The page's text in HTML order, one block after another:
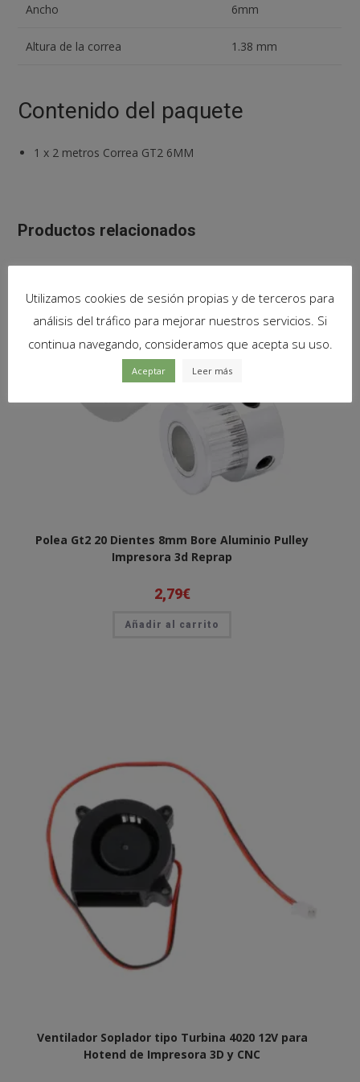
Ancho 6mm
Altura de la correa 1.38 mm
Contenido del paquete
1 x 2 metros Correa GT2 6MM
Productos relacionados
Polea Gt2 20 Dientes 8mm Bore Aluminio Pulley
Impresora 3d Reprap
2,79€
Añadir al carrito
Ventilador Soplador tipo Turbina 4020 12V para
Hotend de Impresora 3D y CNC
Utilizamos cookies de sesión propias y de terceros para
análisis del tráfico para mejorar nuestros servicios. Si
continua navegando, consideramos que acepta su uso.
Aceptar Leer más